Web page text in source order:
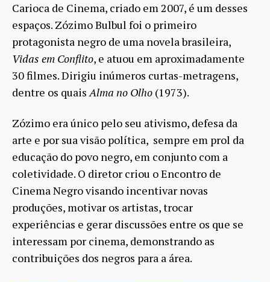
Carioca de Cinema, criado em 2007, é um desses
espaços. Zózimo Bulbul foi o primeiro
protagonista negro de uma novela brasileira,
Vidas em Conflito, e atuou em aproximadamente
30 filmes. Dirigiu inúmeros curtas-metragens,
dentre os quaisAlma no Olho (1973).
Zózimo era único pelo seu ativismo, defesa da
arte e por sua visão política, sempre em prol da
educação do povo negro, em conjunto com a
coletividade. O diretor criou o Encontro de
Cinema Negro visando incentivar novas
produções, motivar os artistas, trocar
experiências e gerar discussões entre os que se
interessam por cinema, demonstrando as
contribuições dos negros para a área.